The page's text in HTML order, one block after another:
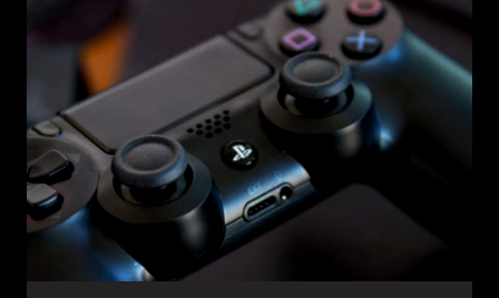
CHIAMERÀ
DUALSHOCK